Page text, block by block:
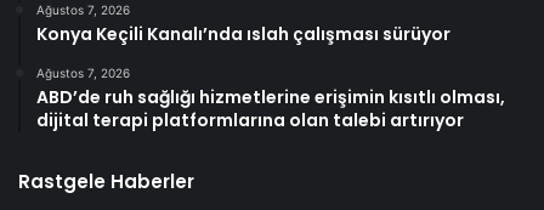
Ağustos 7, 2026
Konya Keçili Kanalı’nda ıslah çalışması sürüyor
Ağustos 7, 2026
ABD’de ruh sağlığı hizmetlerine erişimin kısıtlı olması,
dijital terapi platformlarına olan talebi artırıyor
Rastgele Haberler